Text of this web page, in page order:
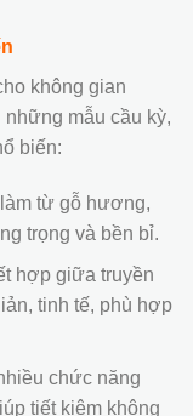
không gian
mẫu cầu kỳ,
biến:
từ gỗ hương,
trọng và bền bỉ.
hợp giữa truyền
tinh tế, phù hợp
chức năng
tiết kiệm không